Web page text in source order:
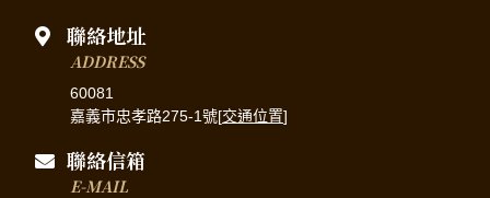
聯絡地址
ADDRESS
60081
嘉義市忠孝路275-1號[交通位置]
聯絡信箱
E-MAIL